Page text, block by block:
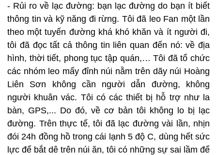
- Rủi ro về lạc đường: bạn lạc đường do bạn ít biết
thông tin và kỹ năng đi rừng. Tôi đã leo Fan một lần
theo một tuyến đường khá khó khăn và ít người đi,
tôi đã đọc tất cả thông tin liên quan đến nó: về địa
hình, thời tiết, phong tục tập quán,… Tôi đã tổ chức
các nhóm leo mấy đỉnh núi nằm trên dãy núi Hoàng
Liên Sơn không cần người dẫn đường, không
người khuân vác. Tôi có các thiết bị hỗ trợ như la
bàn, GPS,... Do đó, về cơ bản tôi không lo bị lạc
đường. Trên thực tế, tôi đã lạc đường vài lần, nhịn
đói 24h đồng hồ trong cái lạnh 5 độ C, dùng hết sức
lực để bắt dê trên núi ăn, tôi có những sự sai lầm để